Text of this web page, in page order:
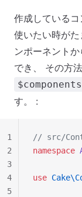
作成している
使いたい時が
ンポーネント
でき、 その方
$components
す。 :
// src/
namespace
use
1
2
3
4
5